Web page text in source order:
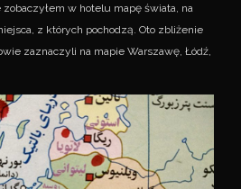
w hotelu mapę świata, na
z których pochodzą. Oto zbliżenie
zaznaczyli na mapie Warszawę, Łódź,